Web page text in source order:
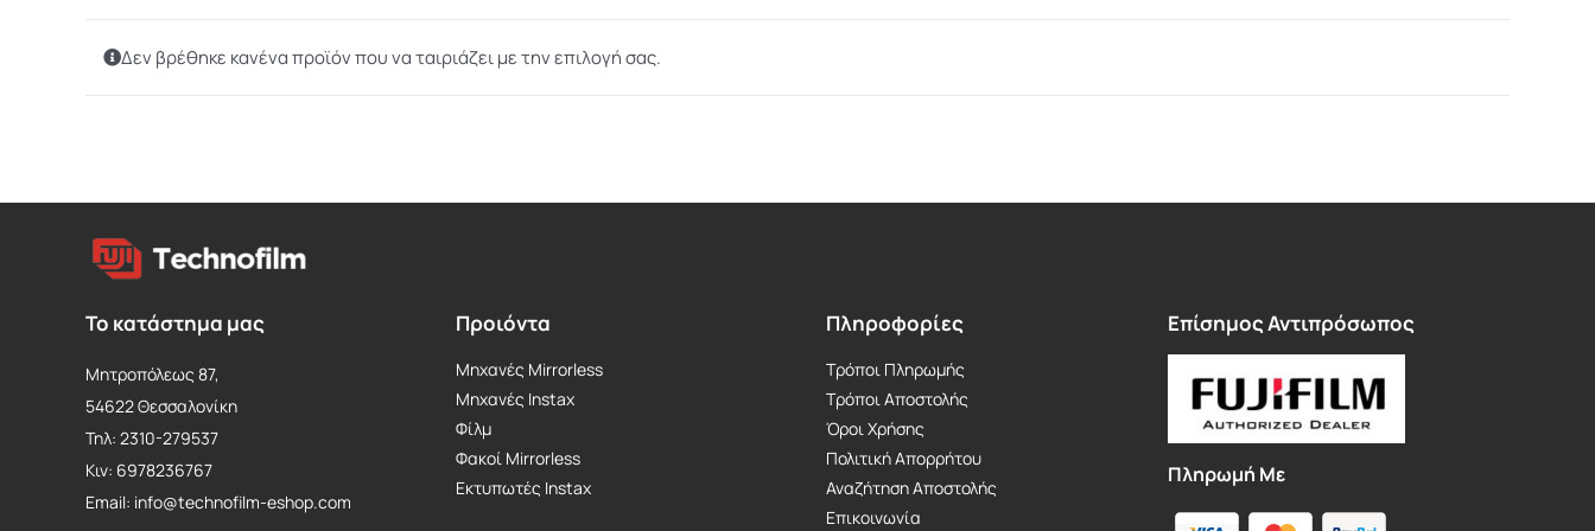
Δεν βρέθηκε κανένα προϊόν που να ταιριάζει με την επιλογή σας.
Το κατάστημα μας
Μητροπόλεως 87,
54622 Θεσσαλονίκη
Τηλ: 2310-279537
Κιν: 6978236767
Email: info@technofilm-eshop.com
Προιόντα
Μηχανές Mirrorless
Mηχανές Instax
Φίλμ
Φακοί Mirrorless
Εκτυπωτές Instax
Πληροφορίες
Τρόποι Πληρωμής
Τρόποι Αποστολής
Όροι Χρήσης
Πολιτική Απορρήτου
Αναζήτηση Αποστολής
Επικοινωνία
Επίσημος Αντιπρόσωπος
Πληρωμή Με
Απαραίτητα
απαραίτητα
cookies
επιτρέπουν
βασικές
λειτουργίες του
ιστότοπου,
όπως τη